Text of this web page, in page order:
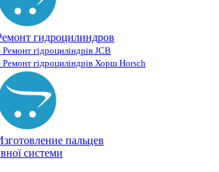
гидроцилиндров
Ремонт гідроциліндрів JCB
Ремонт гідроциліндрів Хорш Horsch
пальцев
системи